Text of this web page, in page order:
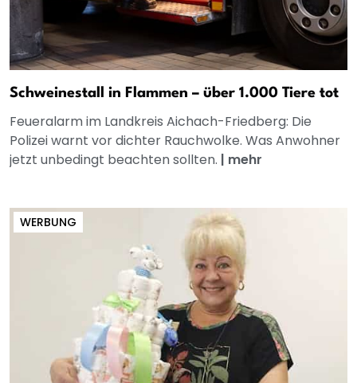
Schweinestall in Flammen – über 1.000 Tiere tot
Feueralarm im Landkreis Aichach-Friedberg: Die
Polizei warnt vor dichter Rauchwolke. Was Anwohner
jetzt unbedingt beachten sollten. | mehr
WERBUNG